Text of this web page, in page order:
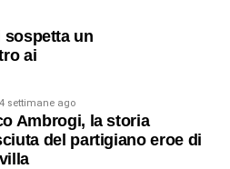
sospetta un
ai
4 settimane ago
Ambrogi, la storia
del partigiano eroe di